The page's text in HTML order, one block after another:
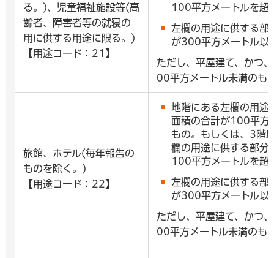
る。)、児童福祉施設等(高
齢者、障害者等の就寝の
用に供する用途に限る。)
【用途コード：21】
100平方メートルを超
左欄の用途に供する部
が300平方メートル以
ただし、平屋建て、かつ
00平方メートル未満のも
旅館、ホテル(毎年報告の
ものを除く。)
【用途コード：22】
地階にある左欄の用途
面積の合計が100平方
もの。もしくは、3階
欄の用途に供する部分
100平方メートルを超
左欄の用途に供する部
が300平方メートル以
ただし、平屋建て、かつ
00平方メートル未満のも